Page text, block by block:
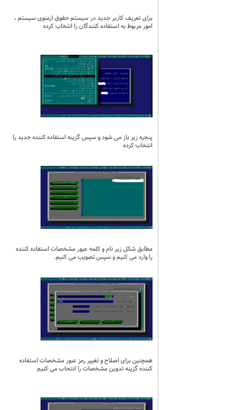
برای تعریف کاربر جدید در سیستم حقوق ازمنوی سیستم ،
امور مربوط به استفاده کنندگان را انتخاب کرده
پنجره زیر باز می شود و سپس گزینه استفاده کننده جدید را
انتخاب کرده
مطابق شکل زیر نام و کلمه عبور مشخصات استفاده کننده
را وارد می کنیم و سپس تصویب می کنیم.
همچنین برای اصلاح و تغییر رمز عبور مشخصات استفاده
کننده گزینه تدوین مشخصات را انتخاب می کنیم